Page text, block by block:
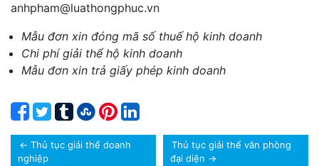
anhpham@luathongphuc.vn
Mẫu đơn xin đóng mã số thuế hộ kinh doanh
Chi phí giải thể hộ kinh doanh
Mẫu đơn xin trả giấy phép kinh doanh
← Thủ tục giải thể doanh
nghiệp
Thủ tục giải thể văn phòng
đại diện →